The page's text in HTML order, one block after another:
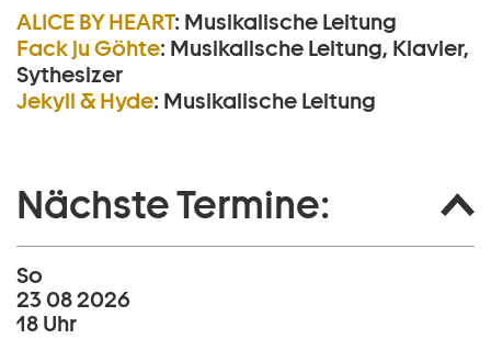
ALICE BY HEART: Musikalische Leitung
Fack ju Göhte: Musikalische Leitung, Klavier,
Sythesizer
Jekyll & Hyde: Musikalische Leitung
Nächste Termine:
So
23 08 2026
18 Uhr